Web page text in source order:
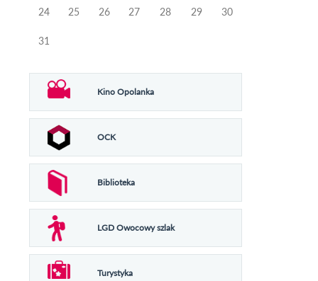
24 25 26 27 28 29 30
31
Kino Opolanka
OCK
Biblioteka
LGD Owocowy szlak
Turystyka